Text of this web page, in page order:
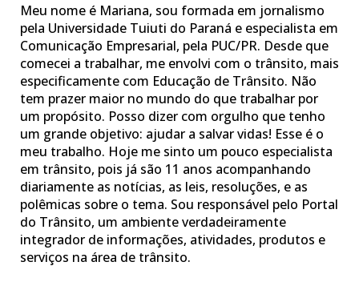
Meu nome é Mariana, sou formada em jornalismo
pela Universidade Tuiuti do Paraná e especialista em
Comunicação Empresarial, pela PUC/PR. Desde que
comecei a trabalhar, me envolvi com o trânsito, mais
especificamente com Educação de Trânsito. Não
tem prazer maior no mundo do que trabalhar por
um propósito. Posso dizer com orgulho que tenho
um grande objetivo: ajudar a salvar vidas! Esse é o
meu trabalho. Hoje me sinto um pouco especialista
em trânsito, pois já são 11 anos acompanhando
diariamente as notícias, as leis, resoluções, e as
polêmicas sobre o tema. Sou responsável pelo Portal
do Trânsito, um ambiente verdadeiramente
integrador de informações, atividades, produtos e
serviços na área de trânsito.